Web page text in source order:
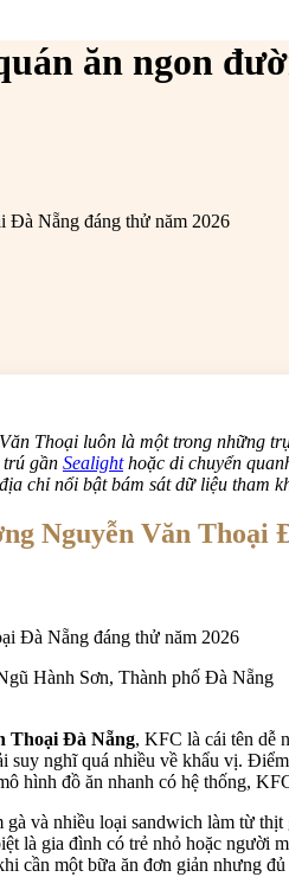
ăn ngon
Đà Nẵng đáng thử năm 2026
Thoại luôn là một trong những
trú gần Sealighthoặc di chuyển
chỉ nổi bật bám sát dữ liệu tham
Nguyễn Văn Thoại
Hành Sơn, Thành phố Đà Nẵng
Thoại Đà Nẵng, KFC là cái tên dễ
suy nghĩ quá nhiều về khẩu vị.
hình đồ ăn nhanh có hệ thống,
gà và nhiều loại sandwich làm từ
là gia đình có trẻ nhỏ hoặc
cần một bữa ăn đơn giản nhưng